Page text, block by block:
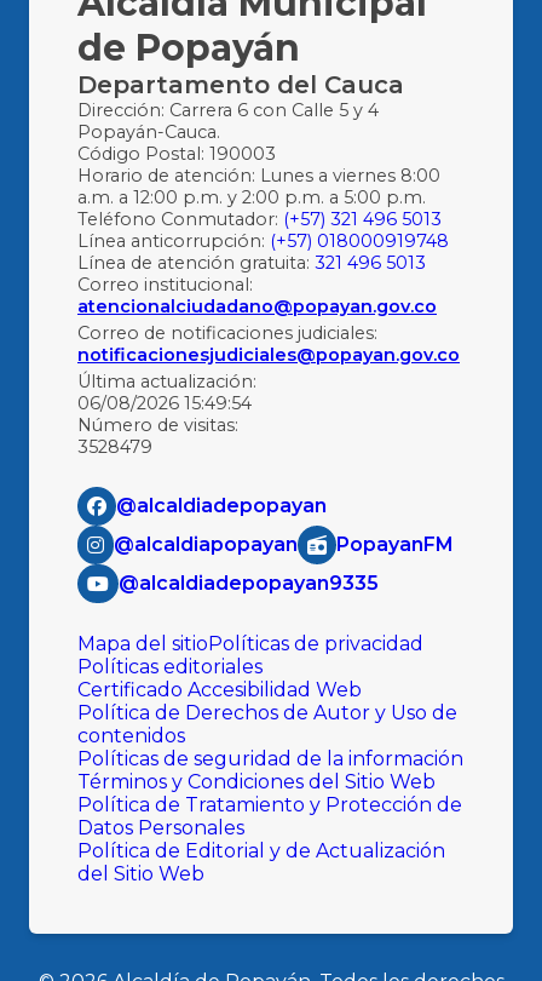
de Popayán
Departamento del Cauca
Dirección: Carrera 6 con Calle 5 y 4
Popayán-Cauca.
Código Postal: 190003
Horario de atención: Lunes a viernes 8:00
a.m. a 12:00 p.m. y 2:00 p.m. a 5:00 p.m.
Teléfono Conmutador: (+57) 321 496 5013
Línea anticorrupción: (+57) 018000919748
Línea de atención gratuita: 321 496 5013
Correo institucional:
atencionalciudadano@popayan.gov.co
Correo de notificaciones judiciales:
notificacionesjudiciales@popayan.gov.co
Última actualización:
06/08/2026 15:49:54
Número de visitas:
3528479
@alcaldiadepopayan
@alcaldiapopayan
PopayanFM
@alcaldiadepopayan9335
Mapa del sitioPolíticas de privacidad
Políticas editoriales
Certificado Accesibilidad Web
Política de Derechos de Autor y Uso de
contenidos
Políticas de seguridad de la información
Términos y Condiciones del Sitio Web
Política de Tratamiento y Protección de
Datos Personales
Política de Editorial y de Actualización
del Sitio Web